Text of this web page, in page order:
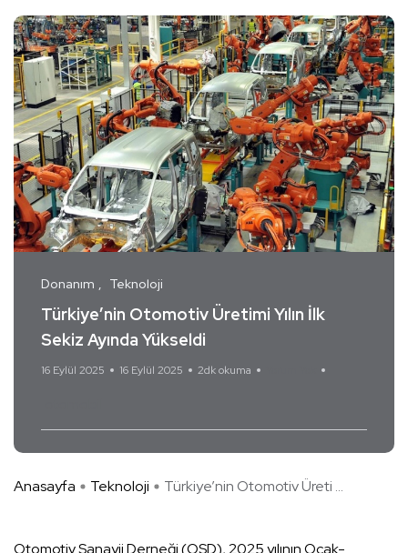
Donanım Teknoloji
Türkiye’nin Otomotiv Üretimi Yılın İlk
Sekiz Ayında Yükseldi
16 Eylül 2025 16 Eylül 2025 2dk okuma
Anasayfa Teknoloji Türkiye’nin Otomotiv Üreti ...
Otomotiv Sanayii Derneği (OSD), 2025 yılının Ocak-